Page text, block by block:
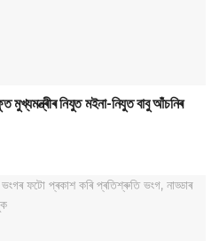
নিযুত মইনা-নিযুত বাবু আঁচনিৰ